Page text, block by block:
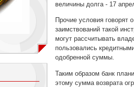
величины долга - 17
Прочие условия говорят
заимствований такой
могут рассчитывать
пользовались
одобренной суммы.
Таким образом банк
этому сумма возврата